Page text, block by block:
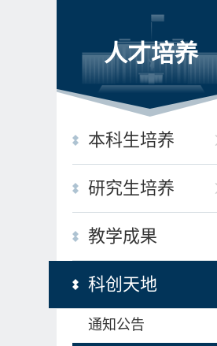
人才培养
本科生培养
研究生培养
教学成果
科创天地
通知公告